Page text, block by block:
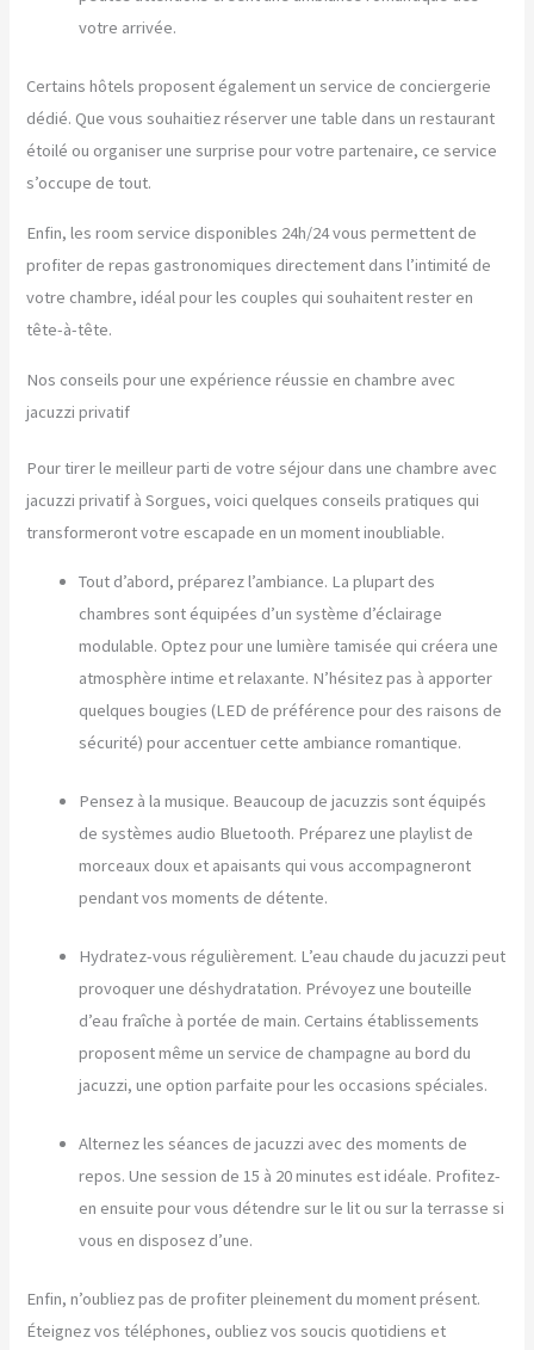
votre arrivée.
Certains hôtels proposent également un service de conciergerie
dédié. Que vous souhaitiez réserver une table dans un restaurant
étoilé ou organiser une surprise pour votre partenaire, ce service
s’occupe de tout.
Enfin, les room service disponibles 24h/24 vous permettent de
profiter de repas gastronomiques directement dans l’intimité de
votre chambre, idéal pour les couples qui souhaitent rester en
tête-à-tête.
Nos conseils pour une expérience réussie en chambre avec
jacuzzi privatif
Pour tirer le meilleur parti de votre séjour dans une chambre avec
jacuzzi privatif à Sorgues, voici quelques conseils pratiques qui
transformeront votre escapade en un moment inoubliable.
Tout d’abord, préparez l’ambiance. La plupart des
chambres sont équipées d’un système d’éclairage
modulable. Optez pour une lumière tamisée qui créera une
atmosphère intime et relaxante. N’hésitez pas à apporter
quelques bougies (LED de préférence pour des raisons de
sécurité) pour accentuer cette ambiance romantique.
Pensez à la musique. Beaucoup de jacuzzis sont équipés
de systèmes audio Bluetooth. Préparez une playlist de
morceaux doux et apaisants qui vous accompagneront
pendant vos moments de détente.
Hydratez-vous régulièrement. L’eau chaude du jacuzzi peut
provoquer une déshydratation. Prévoyez une bouteille
d’eau fraîche à portée de main. Certains établissements
proposent même un service de champagne au bord du
jacuzzi, une option parfaite pour les occasions spéciales.
Alternez les séances de jacuzzi avec des moments de
repos. Une session de 15 à 20 minutes est idéale. Profitez-
en ensuite pour vous détendre sur le lit ou sur la terrasse si
vous en disposez d’une.
Enfin, n’oubliez pas de profiter pleinement du moment présent.
Éteignez vos téléphones, oubliez vos soucis quotidiens et